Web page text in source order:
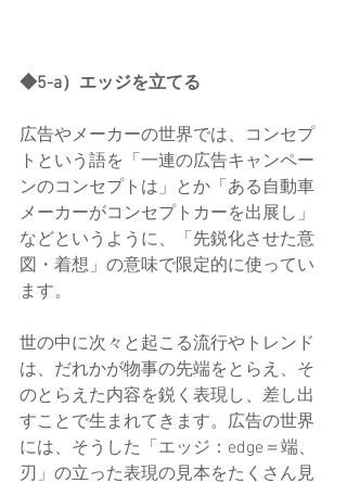
◆5-a）エッジを立てる
広告やメーカーの世界では、コンセプ
トという語を「一連の広告キャンペー
ンのコンセプトは」とか「ある自動車
メーカーがコンセプトカーを出展し」
などというように、「先鋭化させた意
図・着想」の意味で限定的に使ってい
ます。
世の中に次々と起こる流行やトレンド
は、だれかが物事の先端をとらえ、そ
のとらえた内容を鋭く表現し、差し出
すことで生まれてきます。広告の世界
には、そうした「エッジ：edge＝端、
刃」の立った表現の見本をたくさん見